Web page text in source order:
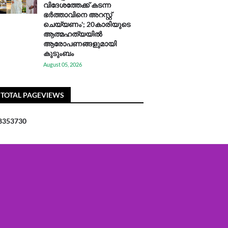
വിദേശത്തേക്ക് കടന്ന
ഭർത്താവിനെ അറസ്റ്റ്
ചെയ്യണം'; 20കാരിയുടെ
ആത്മഹത്യയിൽ
ആരോപണങ്ങളുമായി
കുടുംബം
August 05, 2026
TOTAL PAGEVIEWS
353730